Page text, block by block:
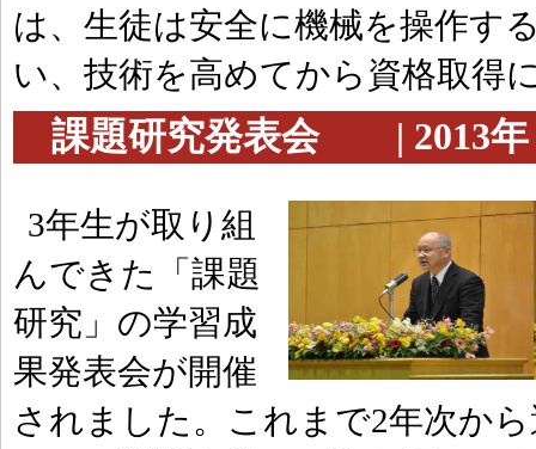
は、生徒は安全に機械を操作す
い、技術を高めてから資格取得
課題研究発表会 | 2013年
3年生が取り組
んできた「課題
研究」の学習成
果発表会が開催
されました。これまで2年次か